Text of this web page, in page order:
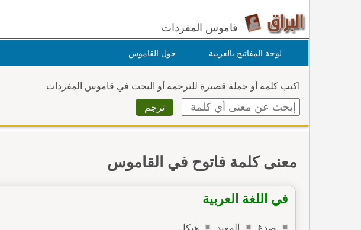
قاموس المفردات
لوحة المفاتيح بالعربية حول القاموس
اكتب كلمة أو جملة قصيرة للترجمة أو البحث في قاموس المفردات
معنى كلمة فاتوح في القاموس
في اللغة العربية
صدغ المعبد هيكل